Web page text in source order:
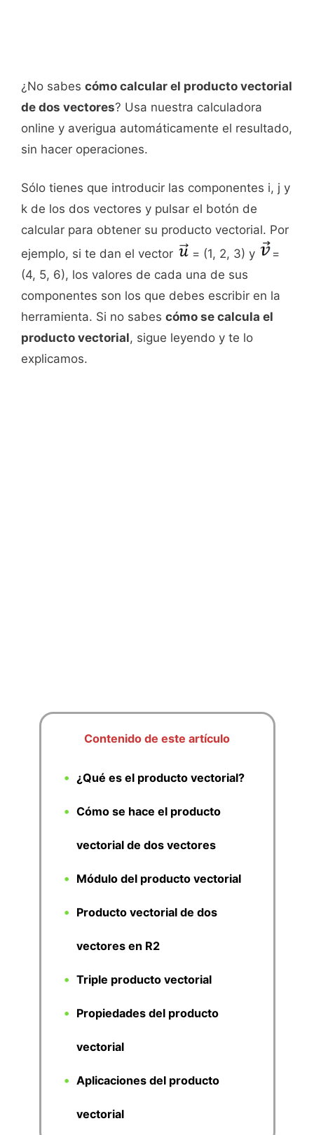
¿No sabes cómo calcular el producto vectorial
de dos vectores? Usa nuestra calculadora
online y averigua automáticamente el resultado,
sin hacer operaciones.
Sólo tienes que introducir las componentes i, j y
k de los dos vectores y pulsar el botón de
calcular para obtener su producto vectorial. Por
ejemplo, si te dan el vector
= (1, 2, 3) y
=
(4, 5, 6), los valores de cada una de sus
componentes son los que debes escribir en la
herramienta. Si no sabes cómo se calcula el
producto vectorial, sigue leyendo y te lo
explicamos.
Contenido de este artículo
¿Qué es el producto vectorial?
Cómo se hace el producto
vectorial de dos vectores
Módulo del producto vectorial
Producto vectorial de dos
vectores en R2
Triple producto vectorial
Propiedades del producto
vectorial
Aplicaciones del producto
vectorial